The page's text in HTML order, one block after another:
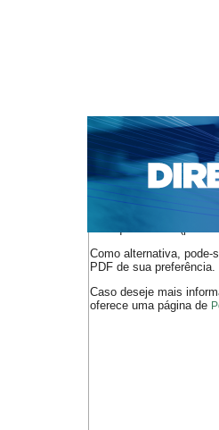
CAPA SOBRE
NOTÍCIAS
EDIÇÕES
Capa>n. 299 (2025) >
O arquivo PDF
de arquivos PDF (por
Como alternativa, pode-
PDF de sua
Caso deseje mais
oferece uma página de